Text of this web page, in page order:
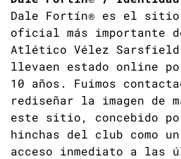
Dale Fortín® es el sitio
oficial más importante
Atlético Vélez
llevaen estado online
10 años. Fuimos
rediseñar la imagen de
este sitio, concebido
hinchas del club como
acceso inmediato a las